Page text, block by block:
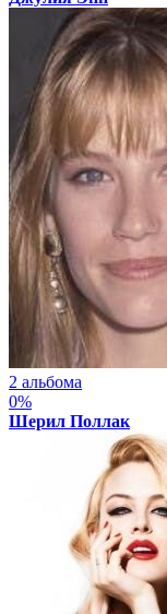
2 альбома
0%
Шерил Поллак